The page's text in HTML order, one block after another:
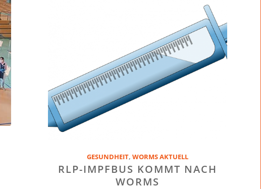
GESUNDHEIT, WORMS AKTUELL
RLP-IMPFBUS KOMMT NACH
WORMS